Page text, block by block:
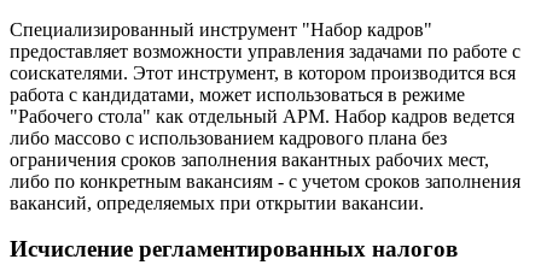
Специализированный инструмент "Набор кадров"
предоставляет возможности управления задачами по работе с
соискателями. Этот инструмент, в котором производится вся
работа с кандидатами, может использоваться в режиме
"Рабочего стола" как отдельный АРМ. Набор кадров ведется
либо массово с использованием кадрового плана без
ограничения сроков заполнения вакантных рабочих мест,
либо по конкретным вакансиям - с учетом сроков заполнения
вакансий, определяемых при открытии вакансии.
Исчисление регламентированных налогов